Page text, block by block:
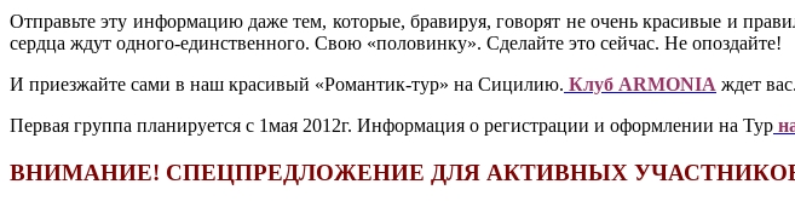
Отправьте эту информацию даже тем, которые, бравируя, говорят не очень красивые и
сердца ждут одного-единственного. Свою «половинку». Сделайте это сейчас. Не опоздайте!
И приезжайте сами в наш красивый «Романтик-тур» на Сицилию. Клуб ARMONIA ждет вас.
Первая группа планируется с 1мая 2012г. Информация о регистрации и оформлении на Тур
ВНИМАНИЕ! СПЕЦПРЕДЛОЖЕНИЕ ДЛЯ АКТИВНЫХ